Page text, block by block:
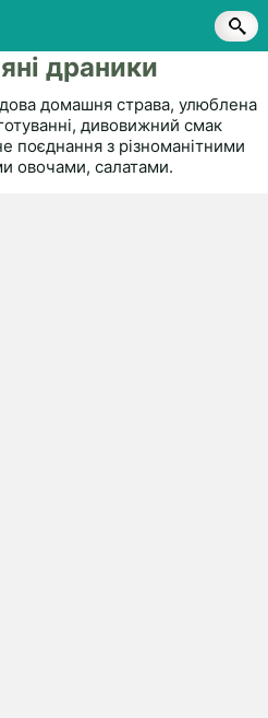
драники
домашня страва, улюблена
дивовижний смак
поєднання з різноманітними
овочами, салатами.